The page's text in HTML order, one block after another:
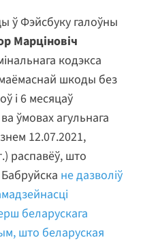
ў Фэйсбуку галоўны
Марціновіч
кодэкса
шкоды без
і 6 месяцаў
ўмовах агульнага
12.07.2021,
распавёў, што
не дазволіў
беларускага
што беларуская